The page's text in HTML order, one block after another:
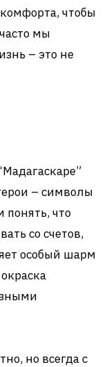
чтобы
мы
– это не
– символы
понять, что
со счетов,
особый шарм
но всегда с